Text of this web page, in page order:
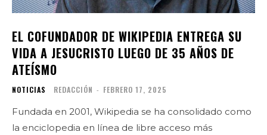
EL COFUNDADOR DE WIKIPEDIA ENTREGA SU
VIDA A JESUCRISTO LUEGO DE 35 AÑOS DE
ATEÍSMO
NOTICIAS REDACCIÓN - FEBRERO 17, 2025
Fundada en 2001, Wikipedia se ha consolidado como
la enciclopedia en línea de libre acceso más